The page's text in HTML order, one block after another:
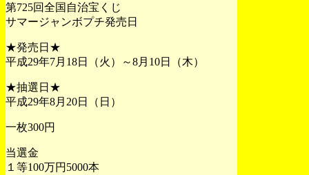
第725回全国自治宝くじ
サマージャンボプチ発売日
★発売日★
平成29年7月18日（火）～8月10日（木）
★抽選日★
平成29年8月20日（日）
一枚300円
当選金
１等100万円5000本